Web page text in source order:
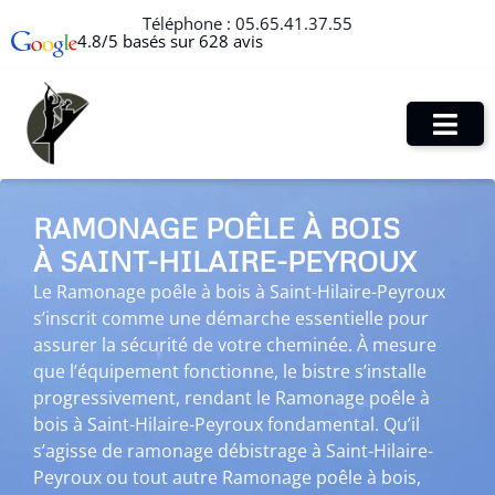
Téléphone : 05.65.41.37.55
4.8/5 basés sur 628 avis
RAMONAGE POÊLE À BOIS
À SAINT-HILAIRE-PEYROUX
Le Ramonage poêle à bois à Saint-Hilaire-Peyroux
s’inscrit comme une démarche essentielle pour
assurer la sécurité de votre cheminée. À mesure
que l’équipement fonctionne, le bistre s’installe
progressivement, rendant le Ramonage poêle à
bois à Saint-Hilaire-Peyroux fondamental. Qu’il
s’agisse de ramonage débistrage à Saint-Hilaire-
Peyroux ou tout autre Ramonage poêle à bois,